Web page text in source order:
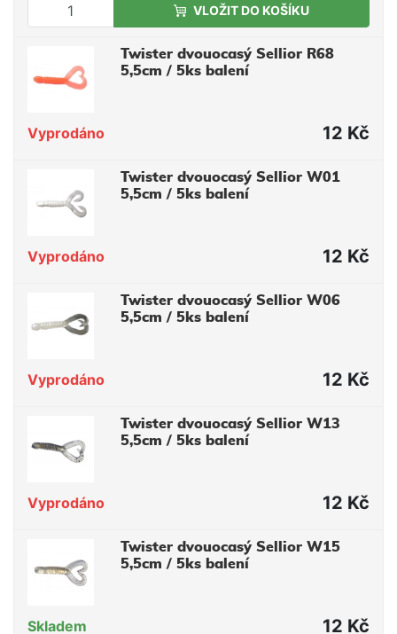
VLOŽIT DO KOŠÍKU
Twister dvouocasý Sellior R68
5,5cm / 5ks balení
Vyprodáno 12 Kč
Twister dvouocasý Sellior W01
5,5cm / 5ks balení
Vyprodáno 12 Kč
Twister dvouocasý Sellior W06
5,5cm / 5ks balení
Vyprodáno 12 Kč
Twister dvouocasý Sellior W13
5,5cm / 5ks balení
Vyprodáno 12 Kč
Twister dvouocasý Sellior W15
5,5cm / 5ks balení
Skladem 12 Kč